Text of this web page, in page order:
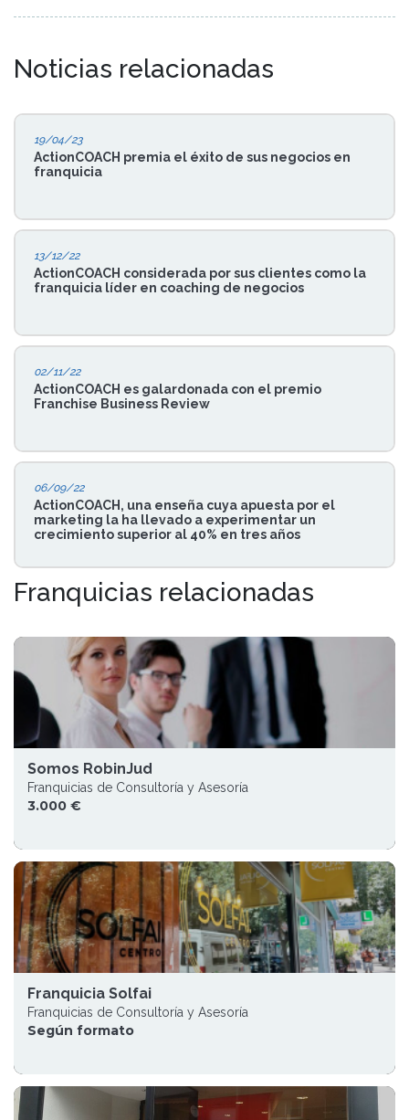
Noticias relacionadas
19/04/23
ActionCOACH premia el éxito de sus negocios en
franquicia
13/12/22
ActionCOACH considerada por sus clientes como la
franquicia líder en coaching de negocios
02/11/22
ActionCOACH es galardonada con el premio
Franchise Business Review
06/09/22
ActionCOACH, una enseña cuya apuesta por el
marketing la ha llevado a experimentar un
crecimiento superior al 40% en tres años
Franquicias relacionadas
Somos RobinJud
Franquicias de Consultoría y Asesoría
3.000 €
Franquicia Solfai
Franquicias de Consultoría y Asesoría
Según formato